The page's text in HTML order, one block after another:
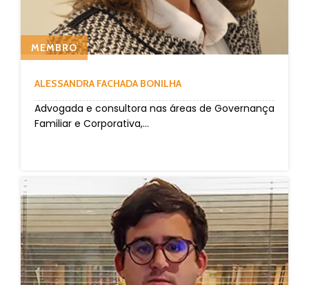
MEMBRO
ALESSANDRA FACHADA BONILHA
Advogada e consultora nas áreas de Governança
Familiar e Corporativa,...